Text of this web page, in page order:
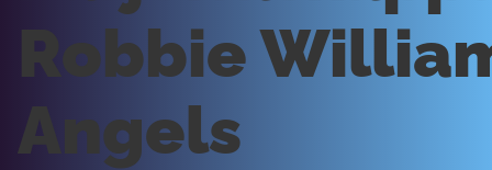
Robbie
Angels